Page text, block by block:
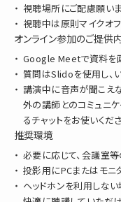
視聴場所にご配慮願いま
視聴中は原則マイクオフ
オンライン参加のご提供
Google Meetで資料を
質問はSlidoを使用し、
講演中に音声が聞こえ
外の講師とのコミュニ
るチャットをお使いくださ
推奨環境
必要に応じて、会議室等
投影用にPCまたはモニ
ヘッドホンを利用しな